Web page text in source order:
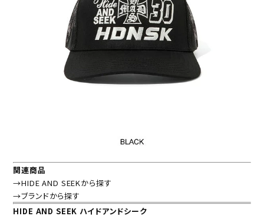
関連商品
→HIDE AND SEEKから探す
→ブランドから探す
HIDE AND SEEK ハイドアンドシーク